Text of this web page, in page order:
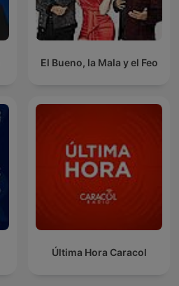
El Bueno, la Mala y el Feo
Última Hora Caracol